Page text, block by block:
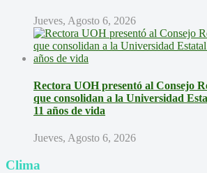
Jueves, Agosto 6, 2026
Rectora UOH presentó al Consejo
que consolidan a la Universidad
11 años de vida
Jueves, Agosto 6, 2026
Clima